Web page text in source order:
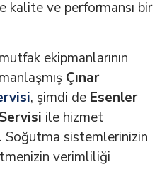
kalite ve performansı bir
ekipmanlarının
Çınar
, şimdi de Esenler
ile hizmet
sistemlerinizin
verimliliği